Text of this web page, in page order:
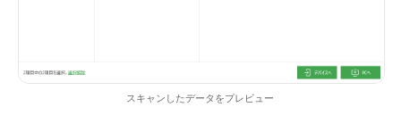
スキャンしたデータをプレビュー